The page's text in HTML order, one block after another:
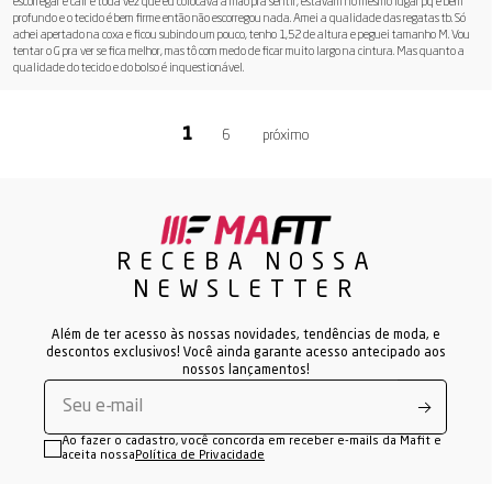
profundo e o tecido é bem firme então não escorregou nada. Amei a qualidade das regatas tb. Só
achei apertado na coxa e ficou subindo um pouco, tenho 1,52 de altura e peguei tamanho M. Vou
tentar o G pra ver se fica melhor, mas tô com medo de ficar muito largo na cintura. Mas quanto a
qualidade do tecido e do bolso é inquestionável.
6
RECEBA NOSSA
NEWSLETTER
Além de ter acesso às nossas novidades, tendências de moda, e
descontos exclusivos! Você ainda garante acesso antecipado aos
nossos lançamentos!
Ao fazer o cadastro, você concorda em receber e-mails da Mafit e
aceita nossa Política de Privacidade